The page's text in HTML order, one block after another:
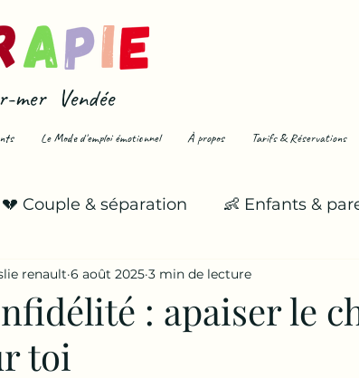
mer Vendée
Le Mode d'emploi émotionnel À propos Tarifs & Réservations
💔 Couple & séparation 👶 Enfants &
trahison 🌪️ Émotions fortes
: apaiser le
toi
renault 6 août 2025 3 min de lecture